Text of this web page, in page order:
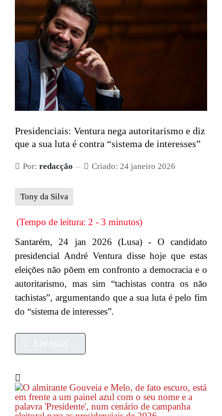
Presidenciais: Ventura nega autoritarismo e diz
que a sua luta é contra “sistema de interesses”
Por: redacção Criado: 24 janeiro 2026
Tony da Silva
(Tempo de leitura: 2 - 3 minutos)
Santarém, 24 jan 2026 (Lusa) - O candidato
presidencial André Ventura disse hoje que estas
eleições não põem em confronto a democracia e o
autoritarismo, mas sim “tachistas contra os não
tachistas”, argumentando que a sua luta é pelo fim
do “sistema de interesses”.